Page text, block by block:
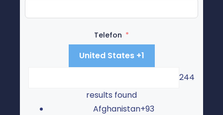
Telefon
United States +1
244
results found
Afghanistan+93